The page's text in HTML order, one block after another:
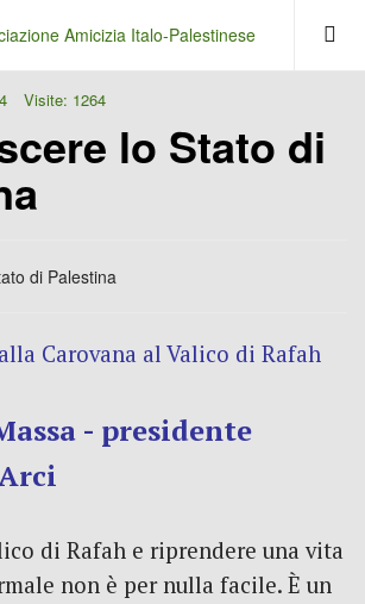
Visite: 1264
lo Stato di
Carovana al Valico di Rafah
- presidente
di Rafah e riprendere una vita
non è per nulla facile. È un